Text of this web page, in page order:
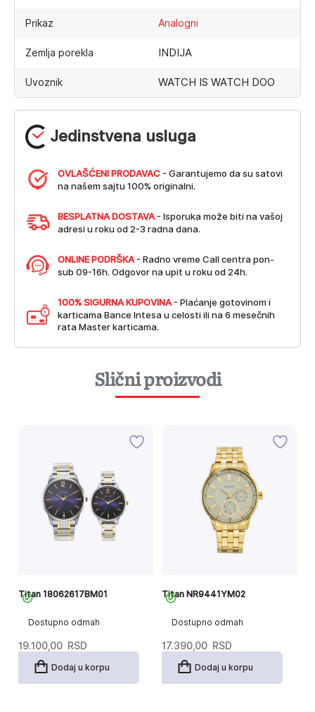
Jedinstvena usluga
OVLAŠĆENI PRODAVAC - Garantujemo da su satovi
na našem sajtu 100% originalni.
BESPLATNA DOSTAVA - Isporuka može biti na vašoj
adresi u roku od 2-3 radna dana.
ONLINE PODRŠKA - Radno vreme Call centra pon-
sub 09-16h. Odgovor na upit u roku od 24h.
100% SIGURNA KUPOVINA - Plaćanje gotovinom i
karticama Bance Intesa u celosti ili na 6 mesečnih
rata Master karticama.
Prikaz Analogni
Zemlja porekla INDIJA
Uvoznik WATCH IS WATCH DOO
Slični proizvodi
Dostupno odmah
Titan 18062617BM01
19.100,00 RSD
Dodaj u korpu
Dostupno odmah
Titan NR9441YM02
17.390,00 RSD
Dodaj u korpu